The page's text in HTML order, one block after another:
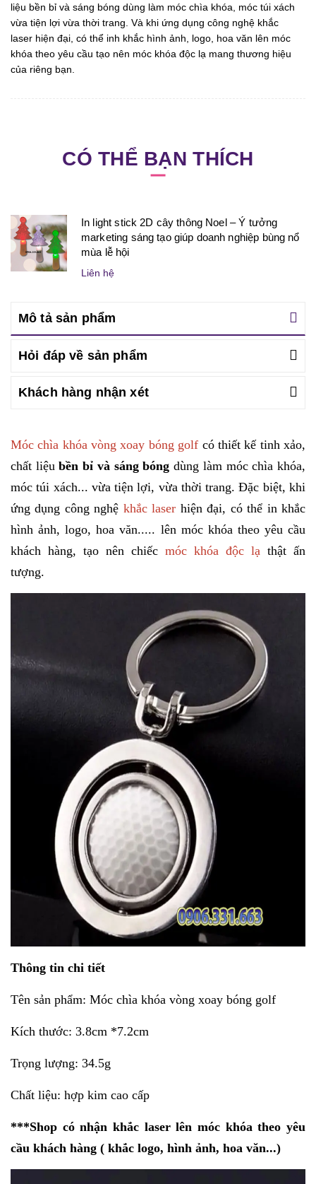
liệu bền bỉ và sáng bóng dùng làm móc chìa khóa, móc túi xách
vừa tiện lợi vừa thời trang. Và khi ứng dụng công nghệ khắc
laser hiện đại, có thể inh khắc hình ảnh, logo, hoa văn lên móc
khóa theo yêu cầu tạo nên móc khóa độc lạ mang thương hiệu
của riêng bạn.
CÓ THỂ BẠN THÍCH
In light stick 2D cây thông Noel – Ý tưởng
marketing sáng tạo giúp doanh nghiệp bùng nổ
mùa lễ hội
Liên hệ
Mô tả sản phẩm
Hỏi đáp về sản phẩm
Khách hàng nhận xét
Móc chìa khóa vòng xoay bóng golf có thiết kế tinh xảo,
chất liệubền bỉ và sáng bóng dùng làm móc chìa khóa,
móc túi xách... vừa tiện lợi, vừa thời trang. Đặc biệt, khi
ứng dụng công nghệ khắc laser hiện đại, có thể in khắc
hình ảnh, logo, hoa văn..... lên móc khóa theo yêu cầu
khách hàng, tạo nên chiếc móc khóa độc lạ thật ấn
tượng.
Thông tin chi tiết
Tên sản phẩm: Móc chìa khóa vòng xoay bóng golf
Kích thước: 3.8cm *7.2cm
Trọng lượng: 34.5g
Chất liệu: hợp kim cao cấp
***Shop có nhận khắc laser lên móc khóa theo yêu
cầu khách hàng ( khắc logo, hình ảnh, hoa văn...)